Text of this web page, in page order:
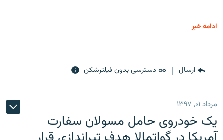
ادامه خبر
ارسال دسترسی بدون فیلترشکن
مرداد ۰۱, ۱۳۹۷
یک خودروی حامل مسولان سفارت